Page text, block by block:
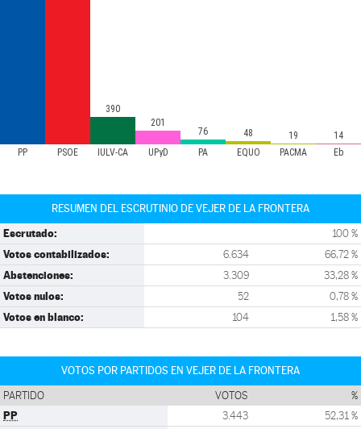
PP PSOE IULV-CA UPyD PA EQUO PACMA Eb
390
201
76 48 19 14
RESUMEN DEL ESCRUTINIO DE VEJER DE LA FRONTERA
Escrutado: 100 %
Votos contabilizados: 6.634 66,72 %
Abstenciones: 3.309 33,28 %
Votos nulos: 52 0,78 %
Votos en blanco: 104 1,58 %
VOTOS POR PARTIDOS EN VEJER DE LA FRONTERA
PARTIDO VOTOS %
PP 3.443 52,31 %